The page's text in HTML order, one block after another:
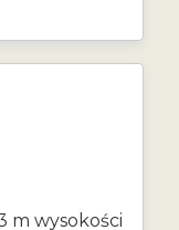
m wysokości